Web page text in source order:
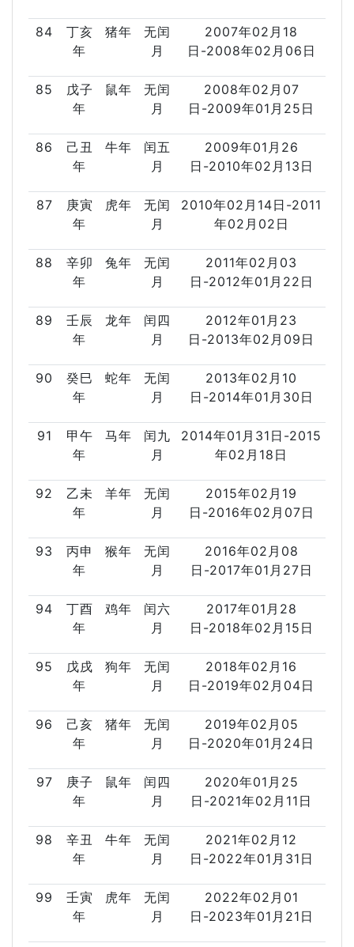
84
丁亥
年
猪年
无闰
月
2007年02月18
日-2008年02月06日
85
戊子
年
鼠年
无闰
月
2008年02月07
日-2009年01月25日
86
己丑
年
牛年
闰五
月
2009年01月26
日-2010年02月13日
87
庚寅
年
虎年
无闰
月
2010年02月14日-2011
年02月02日
88
辛卯
年
兔年
无闰
月
2011年02月03
日-2012年01月22日
89
壬辰
年
龙年
闰四
月
2012年01月23
日-2013年02月09日
90
癸巳
年
蛇年
无闰
月
2013年02月10
日-2014年01月30日
91
甲午
年
马年
闰九
月
2014年01月31日-2015
年02月18日
92
乙未
年
羊年
无闰
月
2015年02月19
日-2016年02月07日
93
丙申
年
猴年
无闰
月
2016年02月08
日-2017年01月27日
94
丁酉
年
鸡年
闰六
月
2017年01月28
日-2018年02月15日
95
戊戌
年
狗年
无闰
月
2018年02月16
日-2019年02月04日
96
己亥
年
猪年
无闰
月
2019年02月05
日-2020年01月24日
97
庚子
年
鼠年
闰四
月
2020年01月25
日-2021年02月11日
98
辛丑
年
牛年
无闰
月
2021年02月12
日-2022年01月31日
99
壬寅
年
虎年
无闰
月
2022年02月01
日-2023年01月21日